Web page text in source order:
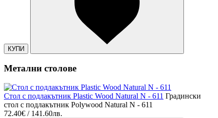
КУПИ
Метални столове
Стол с подлакътник Plastic Wood Natural N - 611 Градински
стол с подлакътник Polywood Natural N - 611
72.40€ / 141.60лв.